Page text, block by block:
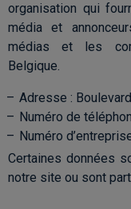
organisation qui
média et
médias et les
Belgique.
Adresse:
Numéro de
Numéro
Certaines données
notre site ou sont